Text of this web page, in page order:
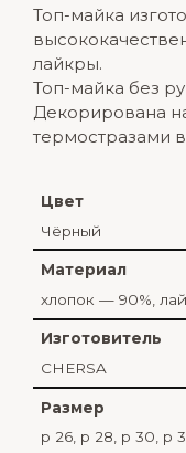
Топ-майка
лайкры.
Топ-майка без
Декорирована
термостразами
Цвет
Чёрный
Материал
хлопок — 90%,
Изготовитель
CHERSA
Размер
р 26, р 28, р 30, р